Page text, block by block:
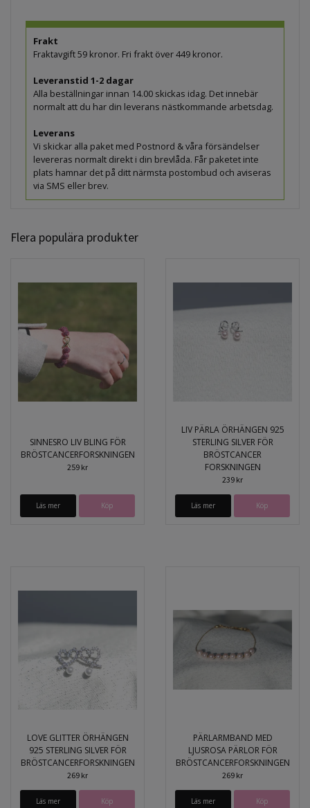
Frakt
Fraktavgift 59 kronor. Fri frakt över 449 kronor.
Leveranstid 1-2 dagar
Alla beställningar innan 14.00 skickas idag. Det innebär
normalt att du har din leverans nästkommande arbetsdag.
Leverans
Vi skickar alla paket med Postnord & våra försändelser
levereras normalt direkt i din brevlåda. Får paketet inte
plats hamnar det på ditt närmsta postombud och aviseras
via SMS eller brev.
Flera populära produkter
SINNESRO LIV BLING FÖR
BRÖSTCANCERFORSKNINGEN
259 kr
Läs mer Köp
LIV PÄRLA ÖRHÄNGEN 925
STERLING SILVER FÖR
BRÖSTCANCER
FORSKNINGEN
239 kr
Läs mer
LOVE GLITTER ÖRHÄNGEN
925 STERLING SILVER FÖR
BRÖSTCANCERFORSKNINGEN
269 kr
Läs mer
PÄRLARMBAND MED
LJUSROSA PÄRLOR FÖR
BRÖSTCANCERFORSKNINGEN
269 kr
Läs mer